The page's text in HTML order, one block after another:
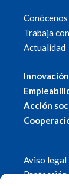
Conócenos
Trabaja
Actualidad
Acción
Aviso legal
Protección